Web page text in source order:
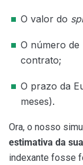
O valor do
O número de
contrato;
O prazo da
meses).
Ora, o nosso
estimativa da
indexante fosse